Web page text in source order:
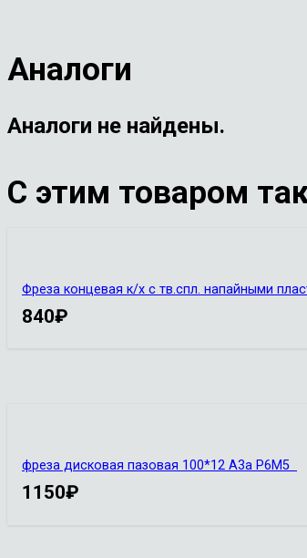
Аналоги
Аналоги не найдены.
С этим товаром
Фреза концевая к/х с тв.спл. напайными
840₽
фреза дисковая пазовая 100*12 А3а Р6М5
1150₽